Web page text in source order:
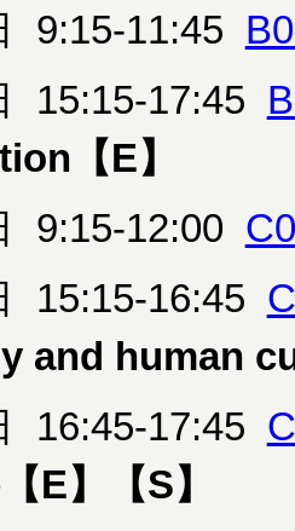
9:15-11:45
15:15-17:45
【E】
9:15-12:00
15:15-16:45
and human
16:45-17:45
E】【S】